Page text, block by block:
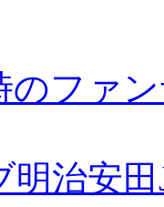
のファ
明治安